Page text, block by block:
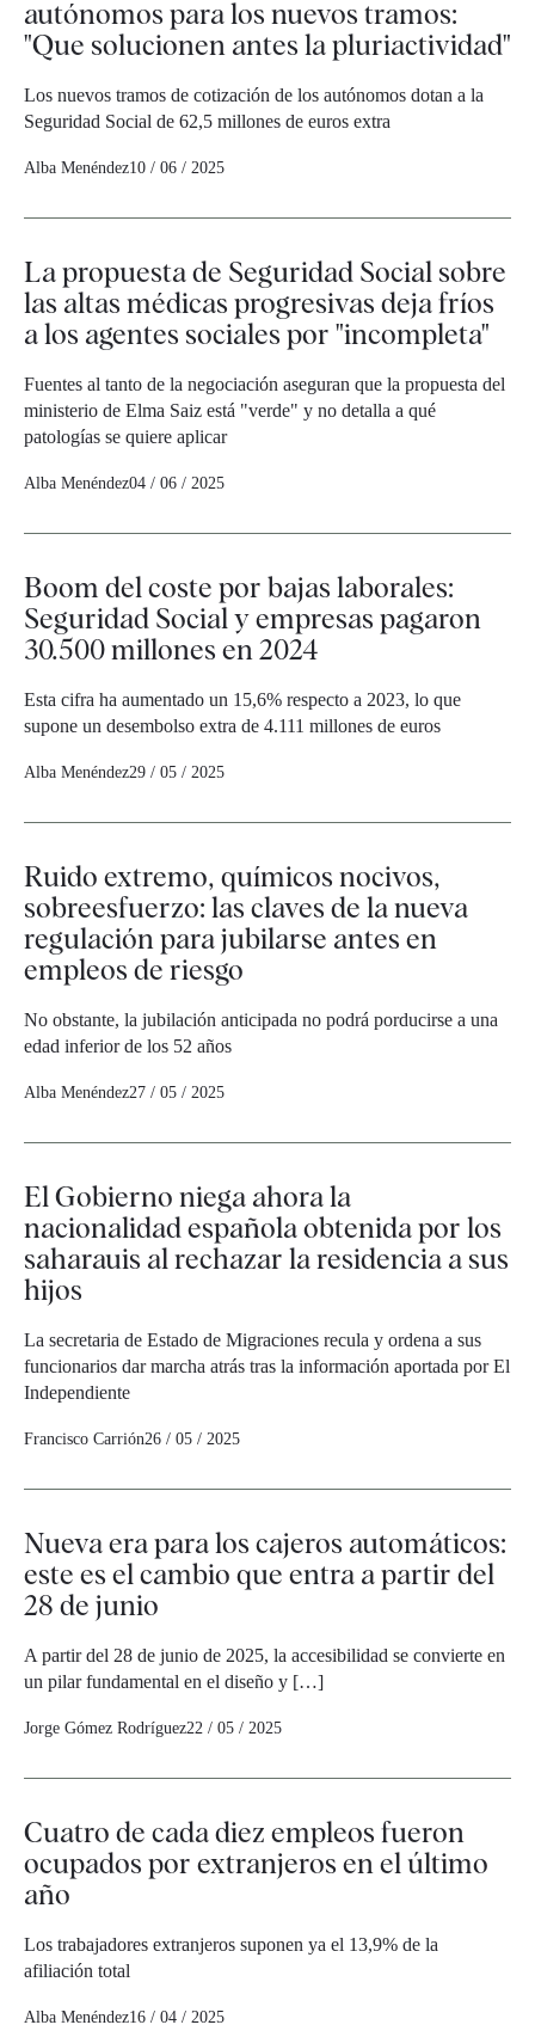
autónomos para los nuevos tramos:
"Que solucionen antes la pluriactividad"
Los nuevos tramos de cotización de los autónomos dotan a la
Seguridad Social de 62,5 millones de euros extra
Alba Menéndez10 / 06 / 2025
La propuesta de Seguridad Social sobre
las altas médicas progresivas deja fríos
a los agentes sociales por "incompleta"
Fuentes al tanto de la negociación aseguran que la propuesta del
ministerio de Elma Saiz está "verde" y no detalla a qué
patologías se quiere aplicar
Alba Menéndez04 / 06 / 2025
Boom del coste por bajas laborales:
Seguridad Social y empresas pagaron
30.500 millones en 2024
Esta cifra ha aumentado un 15,6% respecto a 2023, lo que
supone un desembolso extra de 4.111 millones de euros
Alba Menéndez29 / 05 / 2025
Ruido extremo, químicos nocivos,
sobreesfuerzo: las claves de la nueva
regulación para jubilarse antes en
empleos de riesgo
No obstante, la jubilación anticipada no podrá porducirse a una
edad inferior de los 52 años
Alba Menéndez27 / 05 / 2025
El Gobierno niega ahora la
nacionalidad española obtenida por los
saharauis al rechazar la residencia a sus
hijos
La secretaria de Estado de Migraciones recula y ordena a sus
funcionarios dar marcha atrás tras la información aportada por El
Independiente
Francisco Carrión26 / 05 / 2025
Nueva era para los cajeros automáticos:
este es el cambio que entra a partir del
28 de junio
A partir del 28 de junio de 2025, la accesibilidad se convierte en
un pilar fundamental en el diseño y […]
Jorge Gómez Rodríguez22 / 05 / 2025
Cuatro de cada diez empleos fueron
ocupados por extranjeros en el último
año
Los trabajadores extranjeros suponen ya el 13,9% de la
afiliación total
Alba Menéndez16 / 04 / 2025